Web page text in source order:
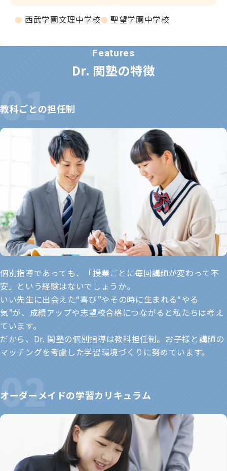
西武学園文理中学校 聖望学園中学校
Dr. 関塾の特徴
教科ごとの担任制
個別指導であっても、「授業ごとに毎回講師が変わって不
安」という経験はないでしょうか。
いい先生に出会えた“喜び”やその時に生まれる“やる
気”が、成績アップや志望校合格につながると私たちは考え
ています。
だから、Dr. 関塾の個別指導は教科担任制。お子様と講師の
マッチングを考慮した学習環境づくりに努めています。
オーダーメイドの学習カリキュラム